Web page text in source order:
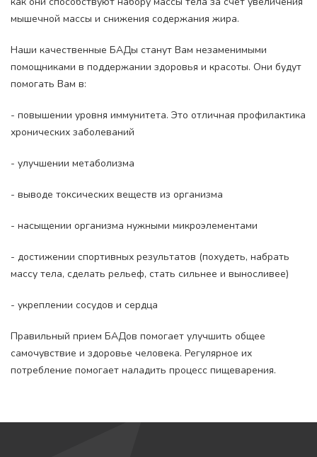
мышечной массы и снижения содержания жира.
Наши качественные БАДы станут Вам незаменимыми
помощниками в поддержании здоровья и красоты. Они будут
помогать Вам в:
- повышении уровня иммунитета. Это отличная профилактика
хронических заболеваний
- улучшении метаболизма
- выводе токсических веществ из организма
- насыщении организма нужными микроэлементами
- достижении спортивных результатов (похудеть, набрать
массу тела, сделать рельеф, стать сильнее и выносливее)
- укреплении сосудов и сердца
Правильный прием БАДов помогает улучшить общее
самочувствие и здоровье человека. Регулярное их
потребление помогает наладить процесс пищеварения.